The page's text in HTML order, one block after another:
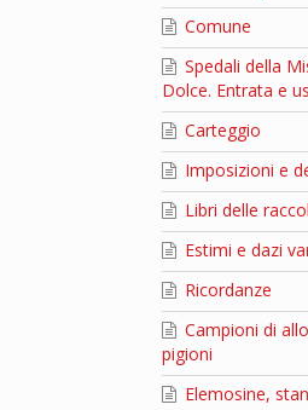
Comune
Spedali della
Dolce. Entrata e
Carteggio
Imposizioni e
Libri delle
Estimi e dazi
Ricordanze
Campioni di
pigioni
Elemosine,